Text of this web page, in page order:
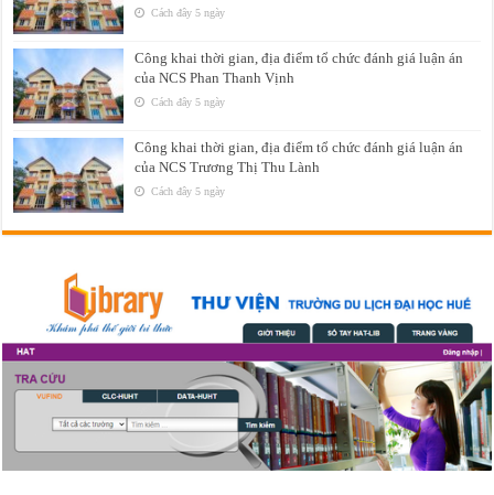
Cách đây 5 ngày
Công khai thời gian, địa điểm tổ chức đánh giá luận án
của NCS Phan Thanh Vịnh
Cách đây 5 ngày
Công khai thời gian, địa điểm tổ chức đánh giá luận án
của NCS Trương Thị Thu Lành
Cách đây 5 ngày